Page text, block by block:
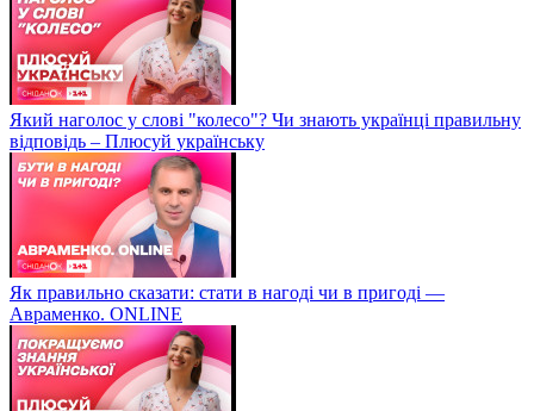
Який наголос у слові "колесо"? Чи знають українці правильну
відповідь – Плюсуй українську
Як правильно сказати: стати в нагоді чи в пригоді —
Авраменко. ONLINE